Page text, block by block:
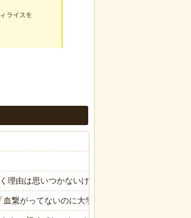
理由は思いつかないけど強いてあげるとすれば
繋がってないのに大学費用出さなきゃいけな